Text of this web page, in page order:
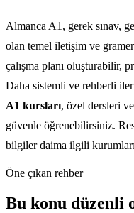
Almanca A1, gerek sınav,
olan temel iletişim ve gramer
çalışma planı oluşturabilir,
Daha sistemli ve rehberli
A1 kursları, özel dersleri
güvenle öğrenebilirsiniz.
bilgiler daima ilgili
Öne çıkan rehber
Bu konu düzenli